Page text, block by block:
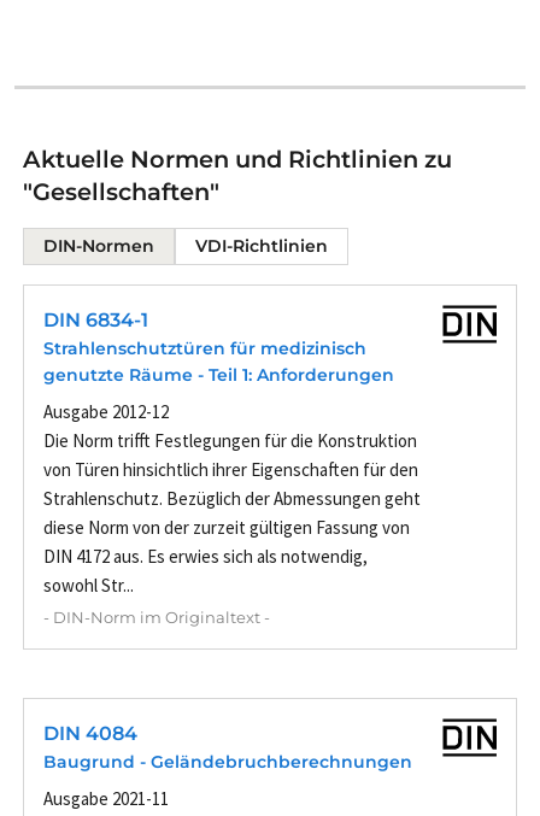
Aktuelle Normen und Richtlinien zu
"Gesellschaften"
DIN-Normen VDI-Richtlinien
DIN 6834-1
Strahlenschutztüren für medizinisch
genutzte Räume - Teil 1: Anforderungen
Ausgabe 2012-12
Die Norm trifft Festlegungen für die Konstruktion
von Türen hinsichtlich ihrer Eigenschaften für den
Strahlenschutz. Bezüglich der Abmessungen geht
diese Norm von der zurzeit gültigen Fassung von
DIN 4172 aus. Es erwies sich als notwendig,
sowohl Str...
- DIN-Norm im Originaltext -
DIN 4084
Baugrund - Geländebruchberechnungen
Ausgabe 2021-11